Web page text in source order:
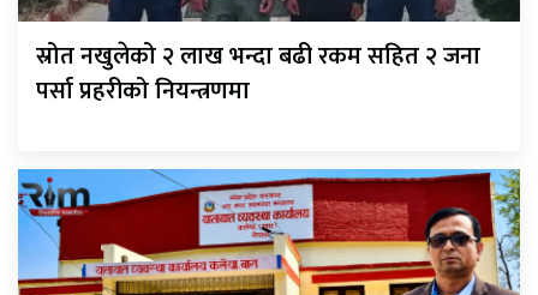
स्रोत नखुलेको २ लाख भन्दा बढी रकम सहित २ जना
पर्सा प्रहरीको नियन्त्रणमा